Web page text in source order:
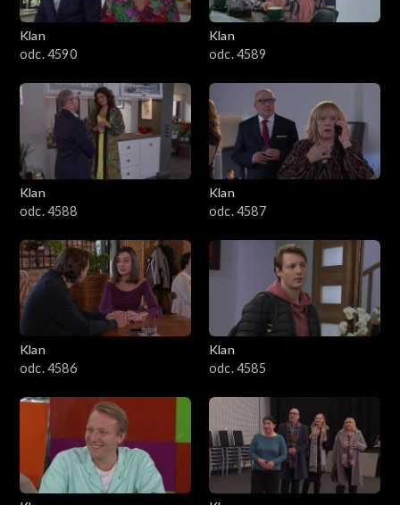
2701–2800
2501–2600
2401–2500
2301–2400
2201–2300
2101–2200
2001–2100
1901–2000
1801–1900
1701–1800
Klan
odc. 4590
Klan
odc. 4589
Klan
odc. 4588
Klan
odc. 4587
Klan
odc. 4586
Klan
odc. 4585